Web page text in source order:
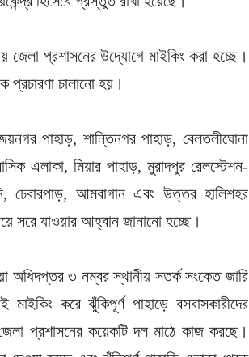
জেলা প্রশাসনের উদ্যোগে মাইকিং করা হচ্ছে।
চালানো হয়।
পাহাড়, শান্তিনগর পাহাড়, বেলতলীঘোনা
এলাকা, মিয়ার পাহাড়, মুরাদপুর রেলস্টেশন-
ঢেবারপাড়, আমবাগান এবং উত্তর হালিশহর
সরে যাওয়ার আহ্বান জানানো হচ্ছে।
অধিদপ্তর ৩ নম্বর স্থানীয় সতর্ক সংকেত জারি
করে ঝুঁকিপূর্ণ পাহাড়ে বসবাসকারীদের
প্রশাসনের কয়েকটি দল মাঠে কাজ করছে।